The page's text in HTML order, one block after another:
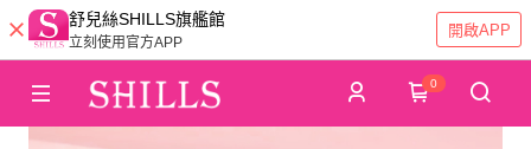
舒兒絲SHILLS旗艦館
立刻使用官方APP
開啟APP
0